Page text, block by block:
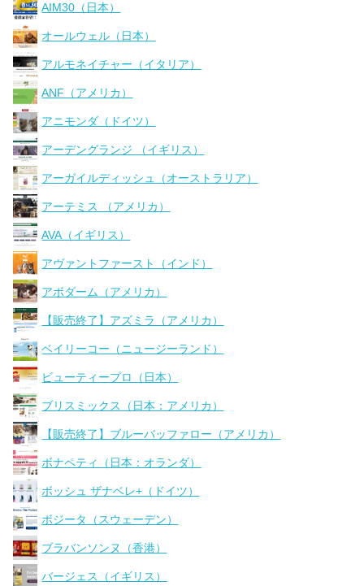
AIM30（日本）
オールウェル（日本）
アルモネイチャー（イタリア）
ANF（アメリカ）
アニモンダ（ドイツ）
アーデングランジ （イギリス）
アーガイルディッシュ（オーストラリア）
アーテミス （アメリカ）
AVA（イギリス）
アヴァントファースト（インド）
アボダーム（アメリカ）
【販売終了】アズミラ（アメリカ）
ベイリーコー（ニュージーランド）
ビューティープロ（日本）
ブリスミックス（日本：アメリカ）
【販売終了】ブルーバッファロー（アメリカ）
ボナペティ（日本：オランダ）
ボッシュ ザナベレ+（ドイツ）
ボジータ（スウェーデン）
ブラバンソンヌ（香港）
バージェス（イギリス）